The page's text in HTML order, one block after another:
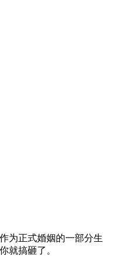
为正式婚姻的一部分生
就搞砸了。